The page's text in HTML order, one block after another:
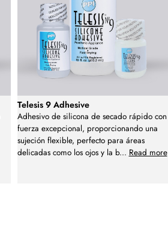
Telesis 9 Adhesive
Adhesivo de silicona de secado rápido con
fuerza excepcional, proporcionando una
sujeción flexible, perfecto para áreas
delicadas como los ojos y la b... Read more